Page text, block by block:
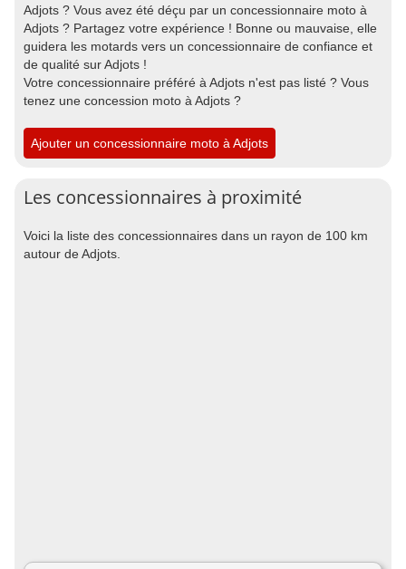
Adjots ? Vous avez été déçu par un concessionnaire moto à
Adjots ? Partagez votre expérience ! Bonne ou mauvaise, elle
guidera les motards vers un concessionnaire de confiance et
de qualité sur Adjots !
Votre concessionnaire préféré à Adjots n'est pas listé ? Vous
tenez une concession moto à Adjots ?
Ajouter un concessionnaire moto à Adjots
Les concessionnaires à proximité
Voici la liste des concessionnaires dans un rayon de 100 km
autour de Adjots.